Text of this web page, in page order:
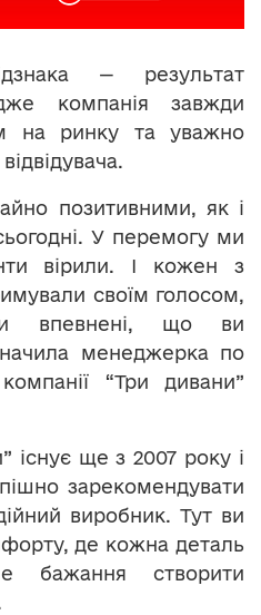
— результат
компанія завжди
на ринку та уважно
позитивними, як і
У перемогу ми
вірили. І кожен з
своїм голосом,
впевнені, що ви
менеджерка по
“Три дивани”
існує ще з 2007 року і
зарекомендувати
виробник. Тут ви
де кожна деталь
бажання створити